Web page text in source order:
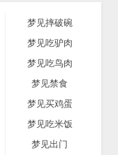
梦见摔破碗
梦见吃驴肉
梦见吃鸟肉
梦见禁食
梦见买鸡蛋
梦见吃米饭
梦见出门